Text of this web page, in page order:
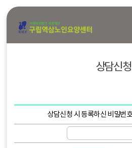
상담신청
상담신청 시 등록하신 비밀번